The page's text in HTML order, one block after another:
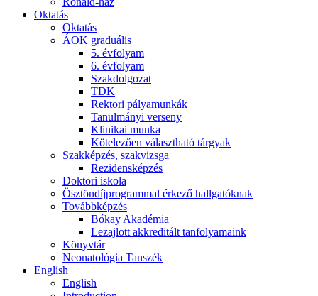
Oktatás
Oktatás
ÁOK graduális
5. évfolyam
6. évfolyam
Szakdolgozat
TDK
Rektori pályamunkák
Tanulmányi verseny
Klinikai munka
Kötelezően választható tárgyak
Szakképzés, szakvizsga
Rezidensképzés
Doktori iskola
Ösztöndíjprogrammal érkező hallgatóknak
Továbbképzés
Bókay Akadémia
Lezajlott akkreditált tanfolyamaink
Könyvtár
Neonatológia Tanszék
English
English